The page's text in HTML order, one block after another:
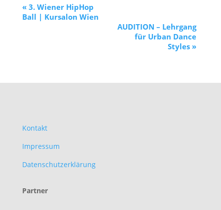
«3. Wiener HipHop
Ball | Kursalon Wien
AUDITION – Lehrgang
für Urban Dance
Styles »
Kontakt
Impressum
Datenschutzerklärung
Partner